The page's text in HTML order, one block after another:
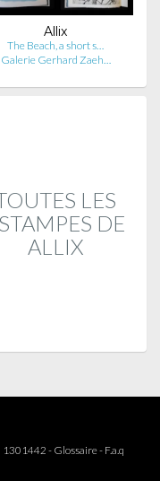
Allix
The Beach, a short s…
Galerie Gerhard Zaeh…
LES
DE
ALLIX
1301442 -Glossaire- F.a.q